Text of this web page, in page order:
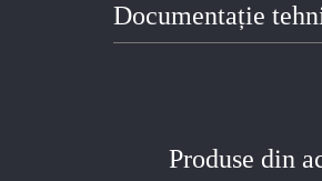
Documentație
Produse din